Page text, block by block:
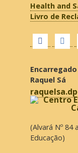
Health and
Livro de
Raquel Sá
(Alvará Nº
Educação)